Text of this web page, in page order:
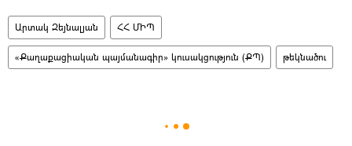
Արտակ Զեյնալյան ՀՀ ՄԻՊ
«Քաղաքացիական պայմանագիր» կուսակցություն (ՔՊ) թեկնածու